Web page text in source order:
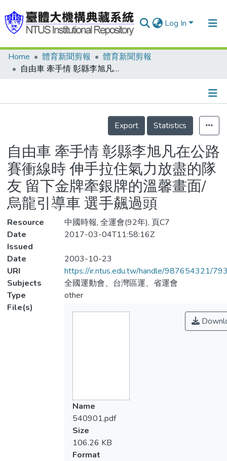
Log In
Communities & Collections
Statistics
Home 體育新聞剪報
體育新聞剪報
自由車 牽手情 彰縣李旭凡在公路賽衝線時 伸手拉住氣力放盡的隊友 留下金牌牽銀牌的溫馨畫面/烏龍引導車 選手飆過頭
Details
Export
Statistics
自由車 牽手情 彰縣李旭凡在公路
賽衝線時 伸手拉住氣力放盡的隊
友 留下金牌牽銀牌的溫馨畫面/
烏龍引導車 選手飆過頭
Resource
中國時報, 全運會(92年), 頁C7
Date
Issued
2017-03-04T11:58:16Z
Date
2003-10-23
URI
https://ir.ntus.edu.tw/handle/987654321/
Subjects
全國運動會、台灣區運、省運會
Type
other
File(s)
Name
540901.pdf
Size
106.26 KB
Format